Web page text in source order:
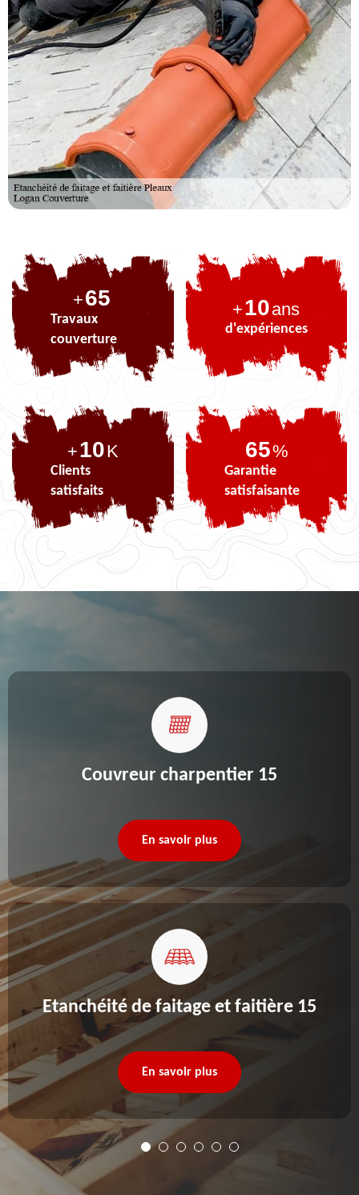
+82
Travaux
couverture
+10ans
d'expériences
+10K
Clients
satisfaits
82%
Garantie
satisfaisante
Couvreur charpentier 15
En savoir plus
Etanchéité de faitage et faitière 15
En savoir plus